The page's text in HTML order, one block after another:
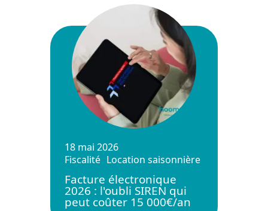
18 mai 2026
Fiscalité Location saisonnière
Facture électronique
2026 : l'oubli SIREN qui
peut coûter 15 000€/an